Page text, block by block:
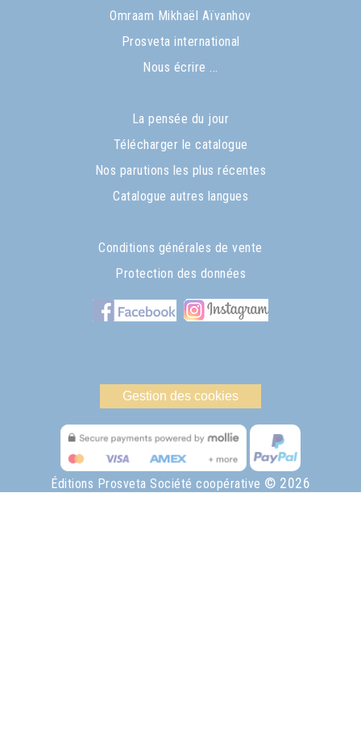
Omraam Mikhaël Aïvanhov
Prosveta international
Nous écrire ...
La pensée du jour
Télécharger le catalogue
Nos parutions les plus récentes
Catalogue autres langues
Conditions générales de vente
Protection des données
Gestion des cookies
Éditions Prosveta Société coopérative © 2026